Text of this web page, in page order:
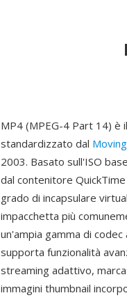
MP4 (MPEG-4 Part 14) è
standardizzato dal
2003. Basato sull'ISO
dal contenitore
grado di incapsulare
impacchetta più
un'ampia gamma di codec
supporta funzionalità
streaming adattivo,
immagini thumbnail